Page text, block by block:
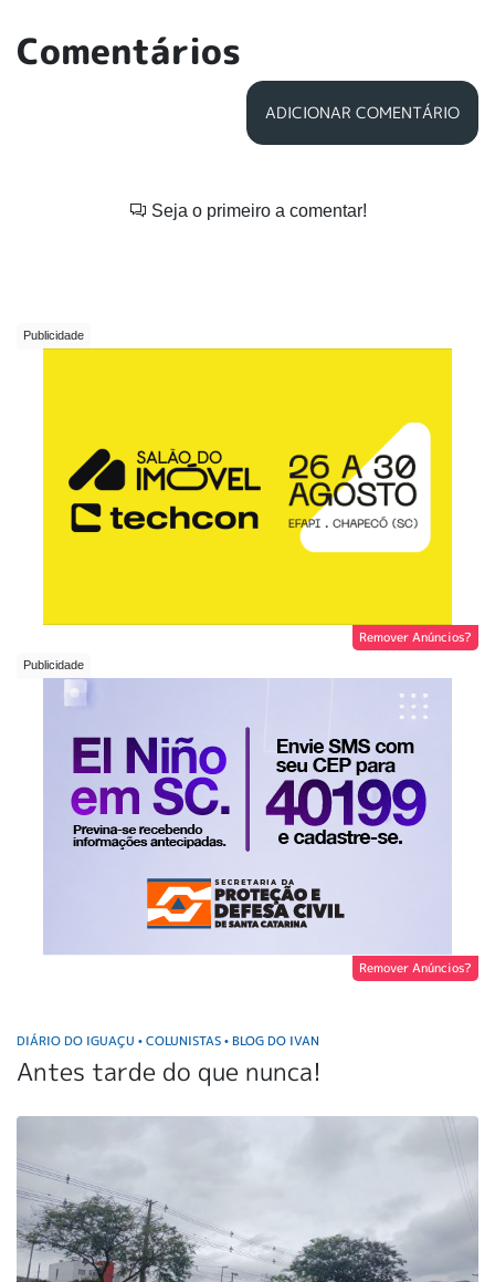
Comentários
ADICIONAR COMENTÁRIO
Seja o primeiro a comentar!
Remover Anúncios?
Remover Anúncios?
DIÁRIO DO IGUAÇU • COLUNISTAS • BLOG DO IVAN
Antes tarde do que nunca!